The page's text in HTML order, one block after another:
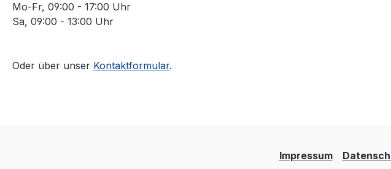
Mo-Fr, 09:00 - 17:00 Uhr
Sa, 09:00 - 13:00 Uhr
Oder über unser Kontaktformular.
Impressum